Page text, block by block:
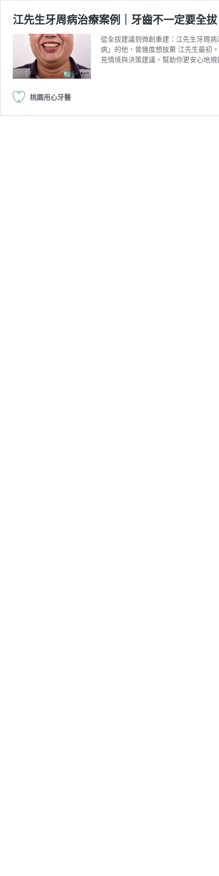
江先生牙周病治療案例｜牙齒不一定要全
從全拔建議到微創重建：江先生牙周
病」的他，曾幾度想放棄 江先生最初
見情境與決策建議，幫助你更安心地
桃園用心牙醫